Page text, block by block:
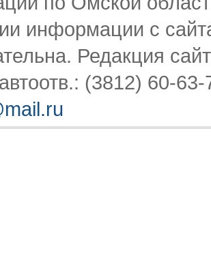
информации с
Редакция
(3812) 60-